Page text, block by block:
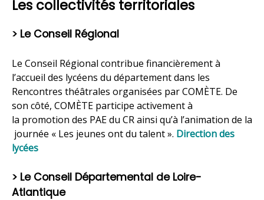
Les collectivités territoriales
> Le Conseil Régional
Le Conseil Régional contribue financièrement à
l’accueil des lycéens du département dans les
Rencontres théâtrales organisées par COMÈTE. De
son côté, COMÈTE participe activement à
la promotion des PAE du CR ainsi qu’à l’animation de la
journée « Les jeunes ont du talent ». Direction des
lycées
> Le Conseil Départemental de Loire-
Atlantique